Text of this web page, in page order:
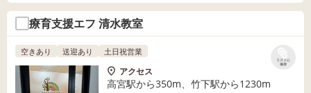
療育支援エフ 清水教室
リストに
保存
空きあり 送迎あり 土日祝営業
アクセス
高宮駅から350m、竹下駅から1230m